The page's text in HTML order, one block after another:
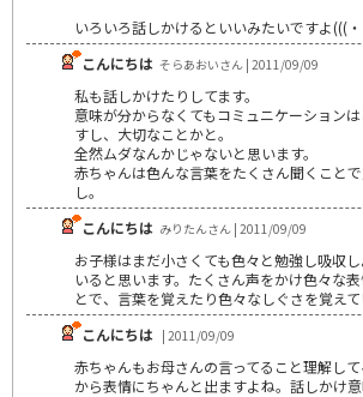
いろいろ話しかけるといいみたいですよ(((
こんにちは そらあおいさん | 2011/09/09
私も話しかけたりしてます。
意味が分からなくてもコミュニケーション
すし、大切なことかと。
全然ムダなんかじゃないと思います。
赤ちゃんは色んな言葉をたくさん聞くこと
し。
こんにちは みりたんさん | 2011/09/09
お子様はまだ小さくても色々と勉強し吸収
いると思います。たくさん声をかけ色々な
とで、言葉を覚えたり色々なしぐさを覚えて
こんにちは | 2011/09/09
赤ちゃんもお母さんの言ってること理解し
から表情にちゃんと出ますよね。話しかけ意